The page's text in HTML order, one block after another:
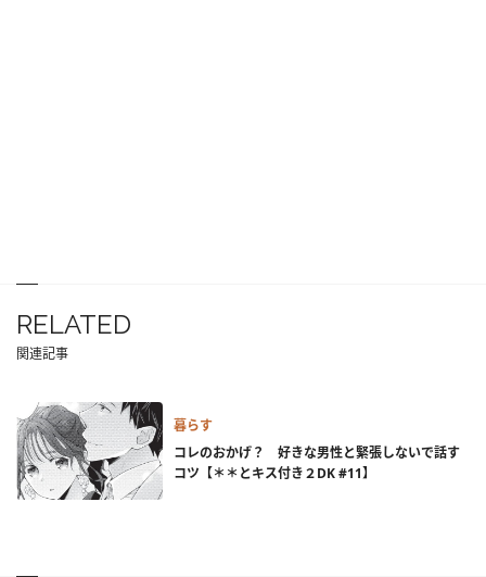
RELATED
関連記事
暮らす
コレのおかげ？ 好きな男性と緊張しないで話す
コツ【＊＊とキス付き２DK #11】